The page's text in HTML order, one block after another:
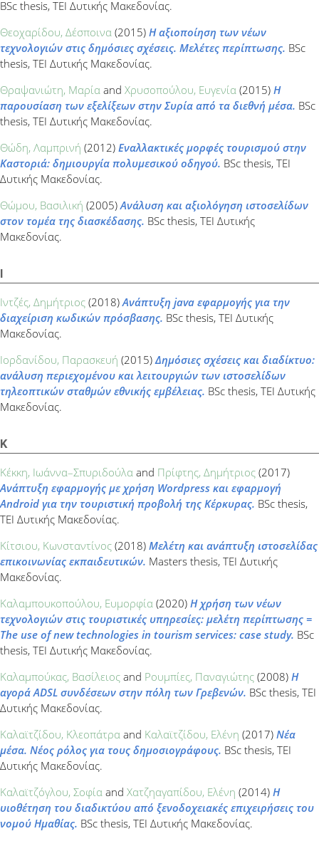
BSc thesis, ΤΕΙ Δυτικής Μακεδονίας.
Θεοχαρίδου, Δέσποινα (2015) Η αξιοποίηση των νέων
τεχνολογιών στις δημόσιες σχέσεις. Μελέτες περίπτωσης. BSc
thesis, ΤΕΙ Δυτικής Μακεδονίας.
Θραψανιώτη, Μαρία and Χρυσοπούλου, Ευγενία (2015) Η
παρουσίαση των εξελίξεων στην Συρία από τα διεθνή μέσα. BSc
thesis, ΤΕΙ Δυτικής Μακεδονίας.
Θώδη, Λαμπρινή (2012) Εναλλακτικές μορφές τουρισμού στην
Καστοριά: δημιουργία πολυμεσικού οδηγού. BSc thesis, ΤΕΙ
Δυτικής Μακεδονίας.
Θώμου, Βασιλική (2005)Ανάλυση και αξιολόγηση ιστοσελίδων
στον τομέα της διασκέδασης. BSc thesis, ΤΕΙ Δυτικής
Μακεδονίας.
Ι
Ιντζές, Δημήτριος (2018)Ανάπτυξη java εφαρμογής για την
διαχείριση κωδικών πρόσβασης. BSc thesis, ΤΕΙ Δυτικής
Μακεδονίας.
Ιορδανίδου, Παρασκευή (2015) Δημόσιες σχέσεις και διαδίκτυο:
ανάλυση περιεχομένου και λειτουργιών των ιστοσελίδων
τηλεοπτικών σταθμών εθνικής εμβέλειας. BSc thesis, ΤΕΙ Δυτικής
Μακεδονίας.
Κ
Κέκκη, Ιωάννα–Σπυριδούλα and Πρίφτης, Δημήτριος (2017)
Ανάπτυξη εφαρμογής με χρήση Wordpress και εφαρμογή
Android για την τουριστική προβολή της Κέρκυρας. BSc thesis,
ΤΕΙ Δυτικής Μακεδονίας.
Κίτσιου, Κωνσταντίνος (2018) Μελέτη και ανάπτυξη ιστοσελίδας
επικοινωνίας εκπαιδευτικών. Masters thesis, ΤΕΙ Δυτικής
Μακεδονίας.
Καλαμπουκοπούλου, Ευμορφία (2020) Η χρήση των νέων
τεχνολογιών στις τουριστικές υπηρεσίες: μελέτη περίπτωσης =
The use of new technologies in tourism services: case study. BSc
thesis, ΤΕΙ Δυτικής Μακεδονίας.
Καλαμπούκας, Βασίλειος and Ρουμπίες, Παναγιώτης (2008) Η
αγορά ADSL συνδέσεων στην πόλη των Γρεβενών. BSc thesis, ΤΕΙ
Δυτικής Μακεδονίας.
Καλαϊτζίδου, Κλεοπάτρα and Καλαϊτζίδου, Ελένη (2017) Νέα
μέσα. Νέος ρόλος για τους δημοσιογράφους. BSc thesis, ΤΕΙ
Δυτικής Μακεδονίας.
Καλαϊτζόγλου, Σοφία and Χατζηαγαπίδου, Ελένη (2014) Η
υιοθέτηση του διαδικτύου από ξενοδοχειακές επιχειρήσεις του
νομού Ημαθίας. BSc thesis, ΤΕΙ Δυτικής Μακεδονίας.